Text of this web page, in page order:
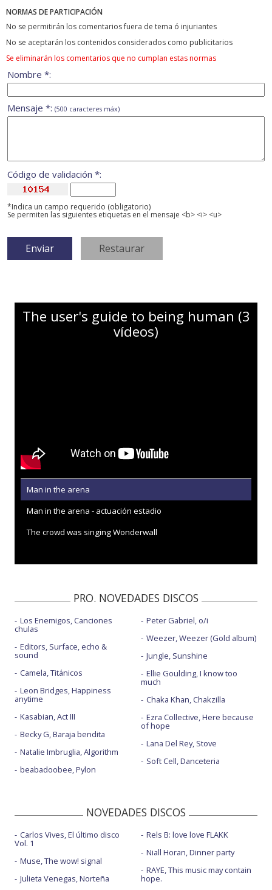
NORMAS DE PARTICIPACIÓN
No se permitirán los comentarios fuera de tema ó injuriantes
No se aceptarán los contenidos considerados como publicitarios
Se eliminarán los comentarios que no cumplan estas normas
Nombre *:
Mensaje *: (500 caracteres máx)
Código de validación *:
*Indica un campo requerido (obligatorio)
Se permiten las siguientes etiquetas en el mensaje <b> <i> <u>
The user's guide to being human (3
vídeos)
Man in the arena
Man in the arena - actuación estadio
The crowd was singing Wonderwall
PRO. NOVEDADES DISCOS
Los Enemigos, Canciones
chulas
Editors, Surface, echo &
sound
Camela, Titánicos
Leon Bridges, Happiness
anytime
Kasabian, Act III
Becky G, Baraja bendita
Natalie Imbruglia, Algorithm
beabadoobee, Pylon
Peter Gabriel, o/i
Weezer, Weezer (Gold album)
Jungle, Sunshine
Ellie Goulding, I know too
much
Chaka Khan, Chakzilla
Ezra Collective, Here because
of hope
Lana Del Rey, Stove
Soft Cell, Danceteria
NOVEDADES DISCOS
Carlos Vives, El último disco
Vol. 1
Muse, The wow! signal
Julieta Venegas, Norteña
Rels B: love love FLAKK
Niall Horan, Dinner party
RAYE, This music may contain
hope.